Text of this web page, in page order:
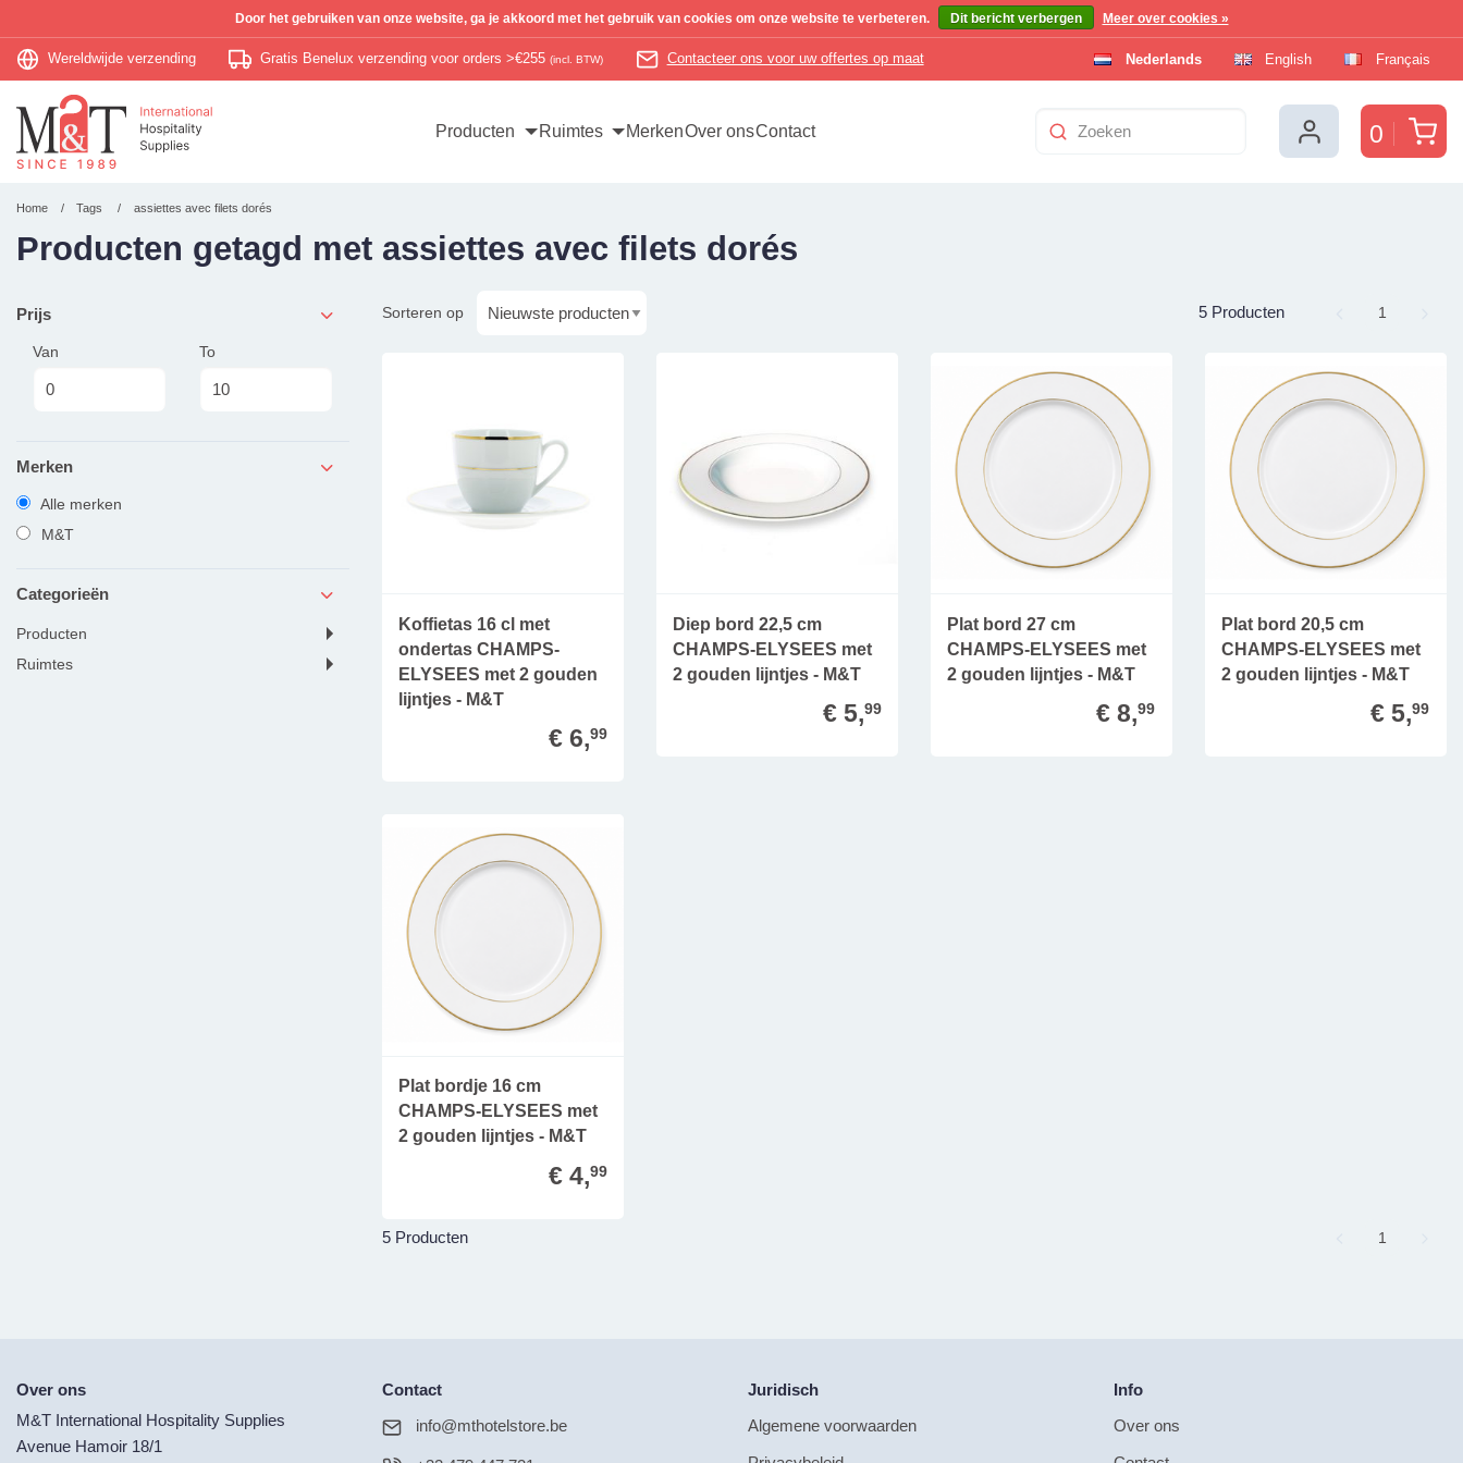
Wereldwijde verzending Gratis Benelux verzending voor orders >€255 (incl. BTW) Contacteer ons voor uw offertes op maat Nederlands English Français
0
Producten Ruimtes MerkenOver onsContact
Home Tags assiettes avec filets dorés
Producten getagd met assiettes avec filets dorés
Prijs
Van To
Merken
Alle merken
M&T
Categorieën
producten
ruimtes
5 Producten
Sorteren op Page
1
Koffietas 16 cl met
ondertas CHAMPS-
ELYSEES met 2 gouden
lijntjes - M&T
€ 6,99
Diep bord 22,5 cm
CHAMPS-ELYSEES met
2 gouden lijntjes - M&T
€ 5,99
Plat bord 27 cm
CHAMPS-ELYSEES met
2 gouden lijntjes - M&T
€ 8,99
Plat bord 20,5 cm
CHAMPS-ELYSEES met
2 gouden lijntjes - M&T
€ 5,99
Plat bordje 16 cm
CHAMPS-ELYSEES met
2 gouden lijntjes - M&T
€ 4,99
5 Producten Page
1
Over ons
M&T International Hospitality Supplies
Avenue Hamoir 18/1
Contact
info@mthotelstore.be
Juridisch
Algemene voorwaarden
Info
Over ons
Door het gebruiken van onze website, ga je akkoord met het gebruik van cookies om onze website te verbeteren. Dit bericht verbergen Meer over cookies »